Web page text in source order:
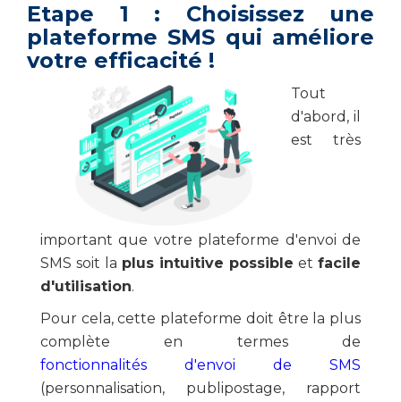
Etape 1 : Choisissez une
plateforme SMS qui améliore
votre efficacité !
Tout
d'abord, il
est très
important que votre plateforme d'envoi de
SMS soit la plus intuitive possible et facile
d'utilisation.
Pour cela, cette plateforme doit être la plus
complète en termes de
fonctionnalités d'envoi de SMS
(personnalisation, publipostage, rapport